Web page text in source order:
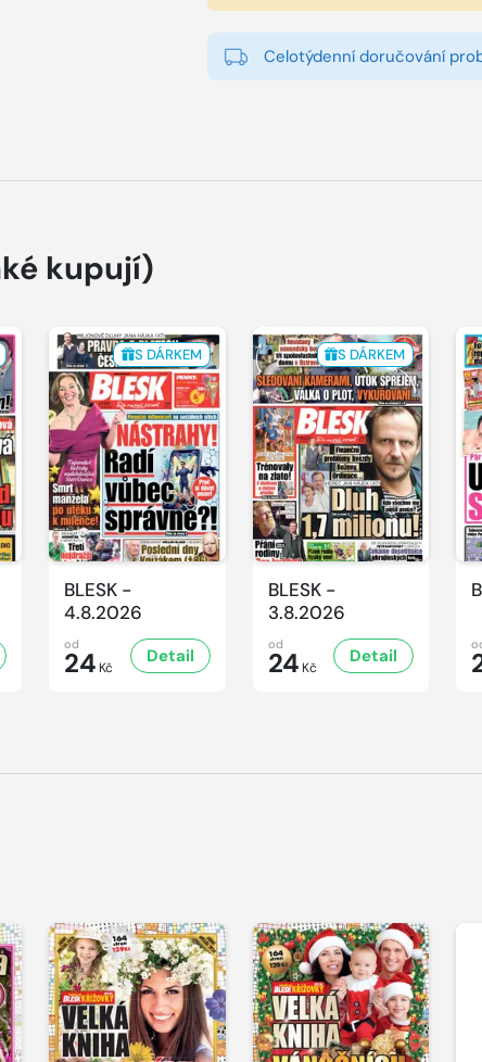
Celotýdenní doručování
kupují)
S DÁRKEM
BLESK -
4.8.2026
od
24 Kč
Detail
S DÁRKEM
BLESK -
3.8.2026
od
24 Kč
Detail